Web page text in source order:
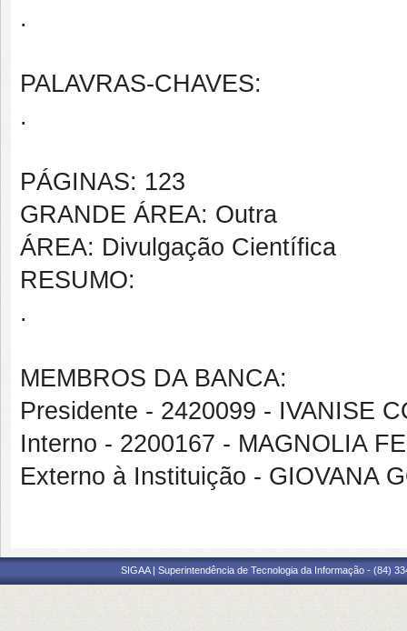
.
PALAVRAS-CHAVES:
.
PÁGINAS: 123
GRANDE ÁREA: Outra
ÁREA: Divulgação Científica
RESUMO:
.
MEMBROS DA BANCA:
Presidente - 2420099 - IVANISE
Interno - 2200167 - MAGNOLIA
Externo à Instituição - GIOVANA
SIGAA | Superintendência de Tecnologia da Informação - (84)